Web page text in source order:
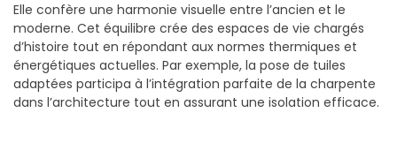
Elle confère une harmonie visuelle entre l’ancien et le
moderne. Cet équilibre crée des espaces de vie chargés
d’histoire tout en répondant aux normes thermiques et
énergétiques actuelles. Par exemple, la pose de tuiles
adaptées participa à l’intégration parfaite de la charpente
dans l’architecture tout en assurant une isolation efficace.